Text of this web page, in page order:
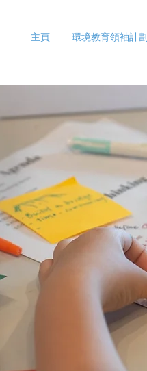
主頁 環境教育領袖計劃